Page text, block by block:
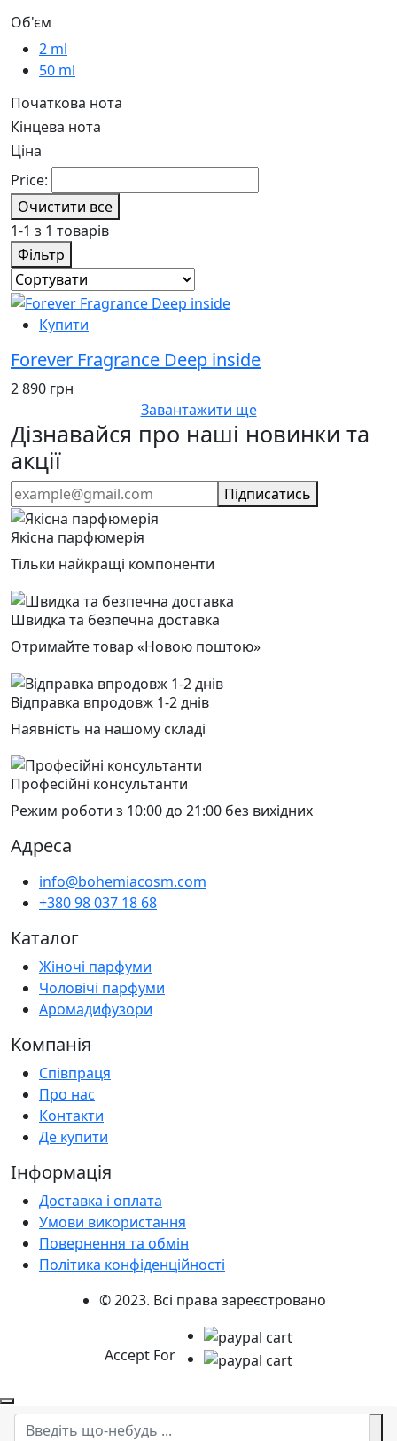
Об'єм
2 ml
50 ml
Початкова нота
Кінцева нота
Ціна
Price:
Очистити все
1-1 з 1 товарів
Фільтр
Купити
Forever Fragrance Deep inside
2 890 грн
Завантажити ще
Дізнавайся про наші новинки та
акції
Підписатись
Якісна парфюмерія
Тільки найкращі компоненти
Швидка та безпечна доставка
Отримайте товар «Новою поштою»
Відправка впродовж 1-2 днів
Наявність на нашому складі
Професійні консультанти
Режим роботи з 10:00 до 21:00 без вихідних
Адреса
info@bohemiacosm.com
+380 98 037 18 68
Каталог
Жіночі парфуми
Чоловічі парфуми
Аромадифузори
Компанія
Співпраця
Про нас
Контакти
Де купити
Інформація
Доставка і оплата
Умови використання
Повернення та обмін
Політика конфіденційності
© 2023. Всі права зареєстровано
Accept For